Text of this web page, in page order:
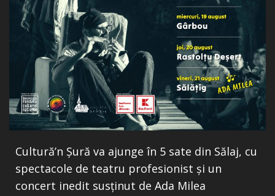
Cultură’n Șură va ajunge în 5 sate din Sălaj, cu
spectacole de teatru profesionist și un
concert inedit susținut de Ada Milea